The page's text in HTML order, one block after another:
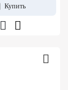
Купить